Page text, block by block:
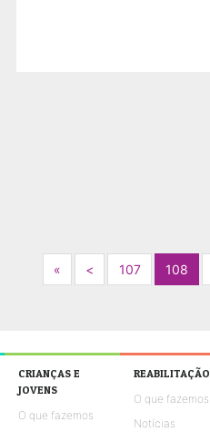
«Next< Previous
107 108
CRIANÇAS E
JOVENS
O que fazemos
REABILITAÇÃO
O que fazemos
Notícias